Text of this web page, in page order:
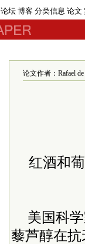
论坛 博客 分类信息 论文
论文作者：Rafael
红酒和
美国科
藜芦醇在